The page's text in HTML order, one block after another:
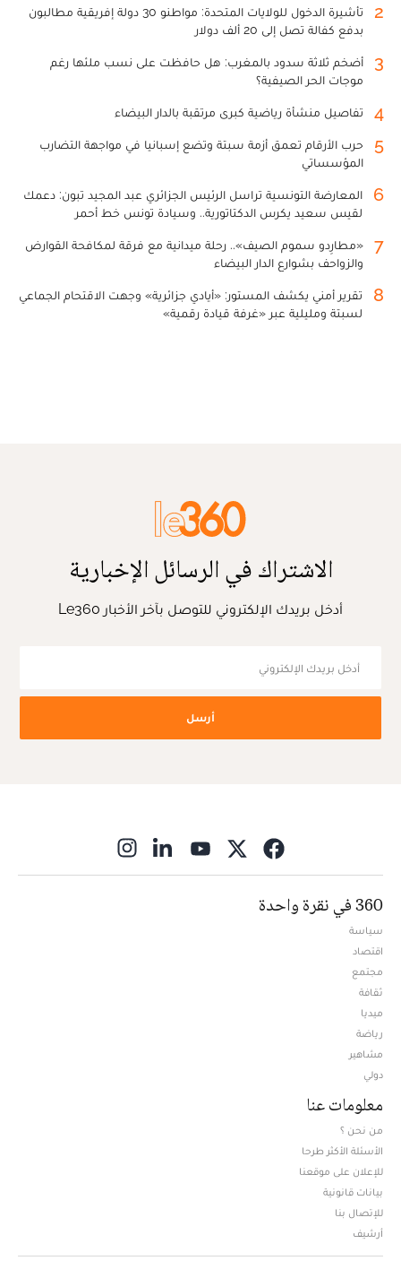
2
تأشيرة الدخول للولايات المتحدة: مواطنو 30 دولة إفريقية مطالبون
بدفع كفالة تصل إلى 20 ألف دولار
3
أضخم ثلاثة سدود بالمغرب: هل حافظت على نسب ملئها رغم
موجات الحر الصيفية؟
4 تفاصيل منشأة رياضية كبرى مرتقبة بالدار البيضاء
5
حرب الأرقام تعمق أزمة سبتة وتضع إسبانيا في مواجهة التضارب
المؤسساتي
6
المعارضة التونسية تراسل الرئيس الجزائري عبد المجيد تبون: دعمك
لقيس سعيد يكرس الدكتاتورية.. وسيادة تونس خط أحمر
7
«مطارِدو سموم الصيف».. رحلة ميدانية مع فرقة لمكافحة القوارض
والزواحف بشوارع الدار البيضاء
8
تقرير أمني يكشف المستور: «أيادي جزائرية» وجهت الاقتحام الجماعي
لسبتة ومليلية عبر «غرفة قيادة رقمية»
الاشتراك في الرسائل الإخبارية
أدخل بريدك الإلكتروني للتوصل بآخر الأخبار Le360
أرسل
360 في نقرة واحدة
سياسة
اقتصاد
مجتمع
ثقافة
ميديا
رياضة
مشاهير
دولي
معلومات عنا
من نحن ؟
الأسئلة الأكثر طرحا
للإعلان على موقعنا
بيانات قانونية
للإتصال بنا
أرشيف